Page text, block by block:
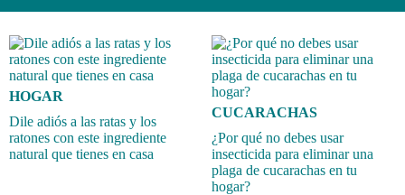
HOGAR
Dile adiós a las ratas y los
ratones con este ingrediente
natural que tienes en casa
CUCARACHAS
¿Por qué no debes usar
insecticida para eliminar una
plaga de cucarachas en tu
hogar?